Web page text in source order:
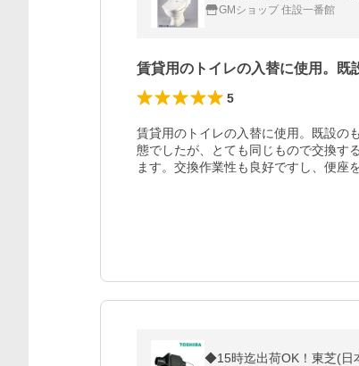
GMショップ 住設一番館
賃貸用のトイレの入替に使用。既
5
賃貸用のトイレの入替に使用。既設の
態でしたが、とても同じもので交換す
ます。交換作業性も良好ですし、便座
◆15時迄出荷OK！東芝(日